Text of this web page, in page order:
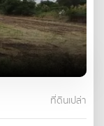
ที่ดินเปล่า